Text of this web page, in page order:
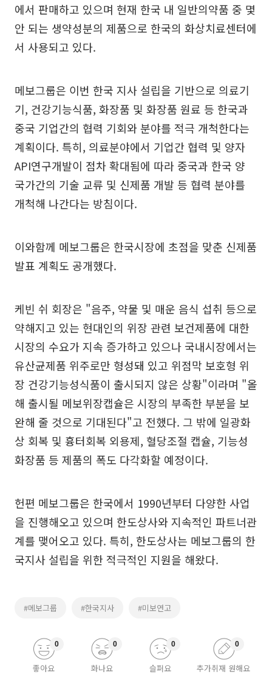
에서 판매하고 있으며 현재 한국 내 일반의약품 중 몇
안 되는 생약성분의 제품으로 한국의 화상치료센터에
서 사용되고 있다.
메보그룹은 이번 한국 지사 설립을 기반으로 의료기
기, 건강기능식품, 화장품 및 화장품 원료 등 한국과
중국 기업간의 협력 기회와 분야를 적극 개척한다는
계획이다. 특히, 의료분야에서 기업간 협력 및 양자
API연구개발이 점차 확대됨에 따라 중국과 한국 양
국가간의 기술 교류 및 신제품 개발 등 협력 분야를
개척해 나간다는 방침이다.
이와함께 메보그룹은 한국시장에 초점을 맞춘 신제품
발표 계획도 공개했다.
케빈 쉬 회장은 "음주, 약물 및 매운 음식 섭취 등으로
약해지고 있는 현대인의 위장 관련 보건제품에 대한
시장의 수요가 지속 증가하고 있으나 국내시장에서는
유산균제품 위주로만 형성돼 있고 위점막 보호형 위
장 건강기능성식품이 출시되지 않은 상황"이라며 "올
해 출시될 메보위장캡슐은 시장의 부족한 부분을 보
완해 줄 것으로 기대된다"고 전했다. 그 밖에 일광화
상 회복 및 흉터회복 외용제, 혈당조절 캡슐, 기능성
화장품 등 제품의 폭도 다각화할 예정이다.
헌편 메보그룹은 한국에서 1990년부터 다양한 사업
을 진행해오고 있으며 한도상사와 지속적인 파트너관
계를 맺어오고 있다. 특히, 한도상사는 메보그룹의 한
국지사 설립을 위한 적극적인 지원을 해왔다.
#메보그룹 #한국지사 #미보연고
좋아요
0
화나요
0
슬퍼요
0
추가취재 원해요
0